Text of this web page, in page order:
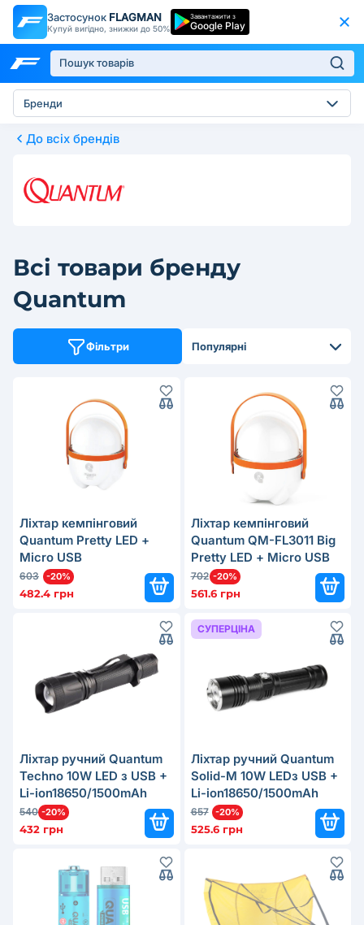
Застосунок FLAGMAN
Купуй вигідно, знижки до 50%
Завантажити з
Google Play
Бренди
До всіх брендів
Всі товари бренду
Quantum
Фільтри Популярні
Ліхтар кемпінговий
Quantum Pretty LED +
Мicro USB
603 -20%
482.4 грн
Ліхтар кемпінговий
Quantum QM-FL3011 Big
Pretty LED + Мicro USB
702 -20%
561.6 грн
Ліхтар ручний Quantum
Techno 10W LED з USB +
Li-ion18650/1500mAh
540 -20%
432 грн
СУПЕРЦІНА
Ліхтар ручний Quantum
Solid-M 10W LEDз USB +
Li-ion18650/1500mAh
657 -20%
525.6 грн